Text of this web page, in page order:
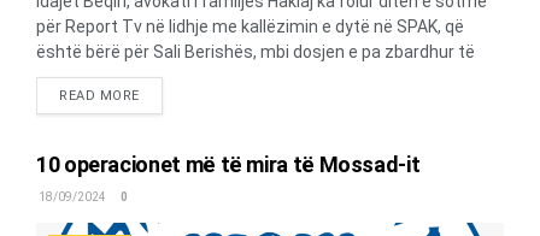
për Report Tv në lidhje me kallëzimin e dytë në SPAK, që
është bërë për Sali Berishës, mbi dosjen e pa zbardhur të
vrasjeve në Tropojë. Beqiri tregon se elementi i ri në dosje
është ajo që ka ndodhur në datën 21 Qershor 1997, një ditë
Beqirit dhe familjes Haklaj, në kallëzim janë referuar me
fakte konkrete dhe me orë nga vendet e ngjarjes, se urdhërin
për pritën që i është bërë në urën e Milotit, Fatmir Haklajve
dhe 3 personave të tjerë, është dhënë nga Sali Berisha.
READ MOREDETAILS
10 operacionet më të mira të Mossad-it
18/09/2024 0